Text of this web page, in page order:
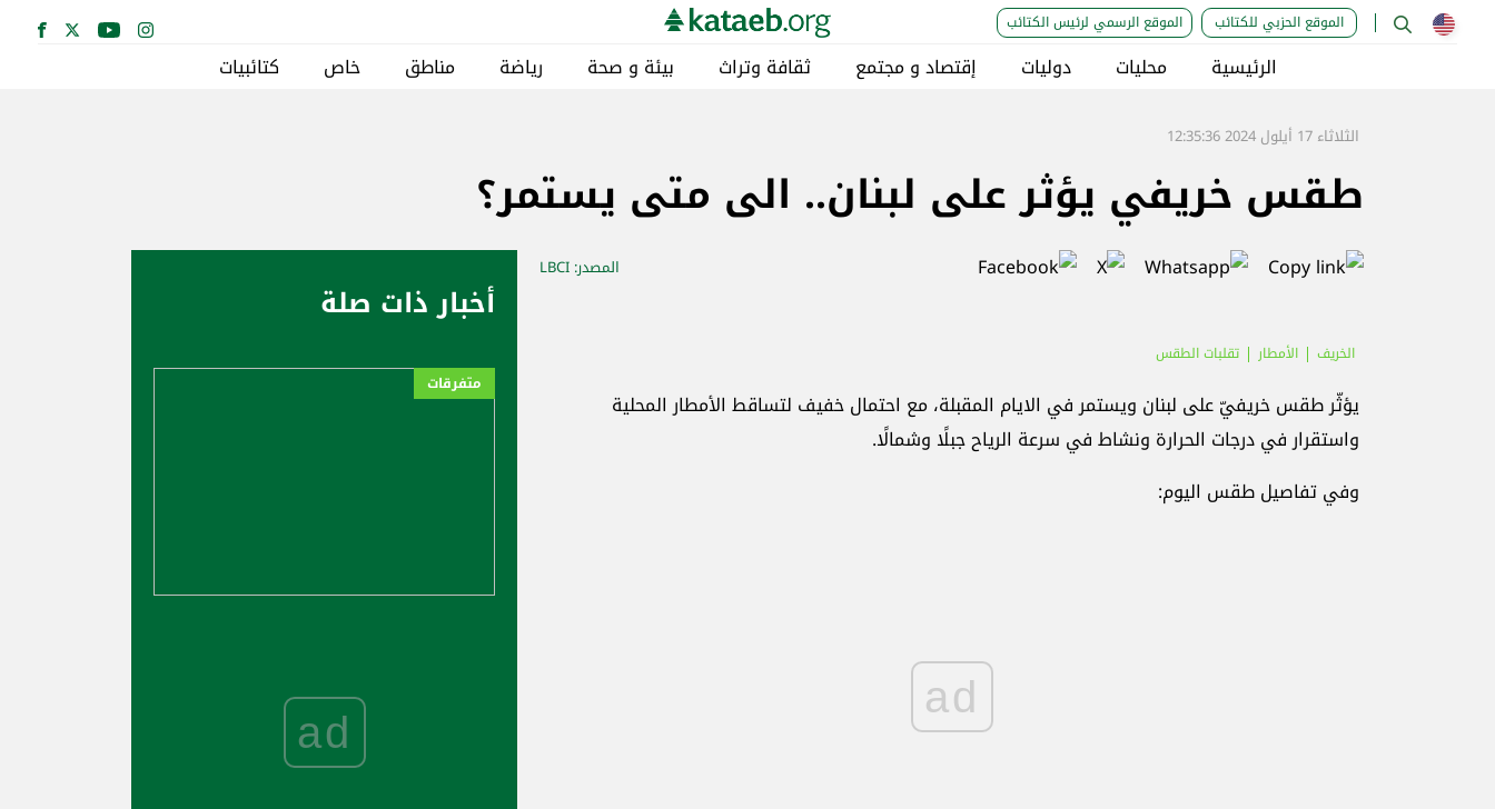
الموقع الحزبي للكتائب الموقع الرسمي لرئيس الكتائب
الرئيسية محليات دوليات إقتصاد و مجتمع ثقافة وتراث بيئة و صحة رياضة مناطق خاص كتائبيات
الثلاثاء 17 أيلول 2024 12:35:36
طقس خريفي يؤثر على لبنان.. الى متى يستمر؟
المصدر: LBCI
الخريف الأمطار تقلبات الطقس
يؤثّر طقس خريفيّ على لبنان ويستمر في الايام المقبلة، مع احتمال خفيف لتساقط الأمطار المحلية
واستقرار في درجات الحرارة ونشاط في سرعة الرياح جبلًا وشمالًا.
وفي تفاصيل طقس اليوم:
ad
أخبار ذات صلة
متفرقات
ad